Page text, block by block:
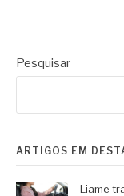
Pesquisar
ARTIGOS EM
Liame